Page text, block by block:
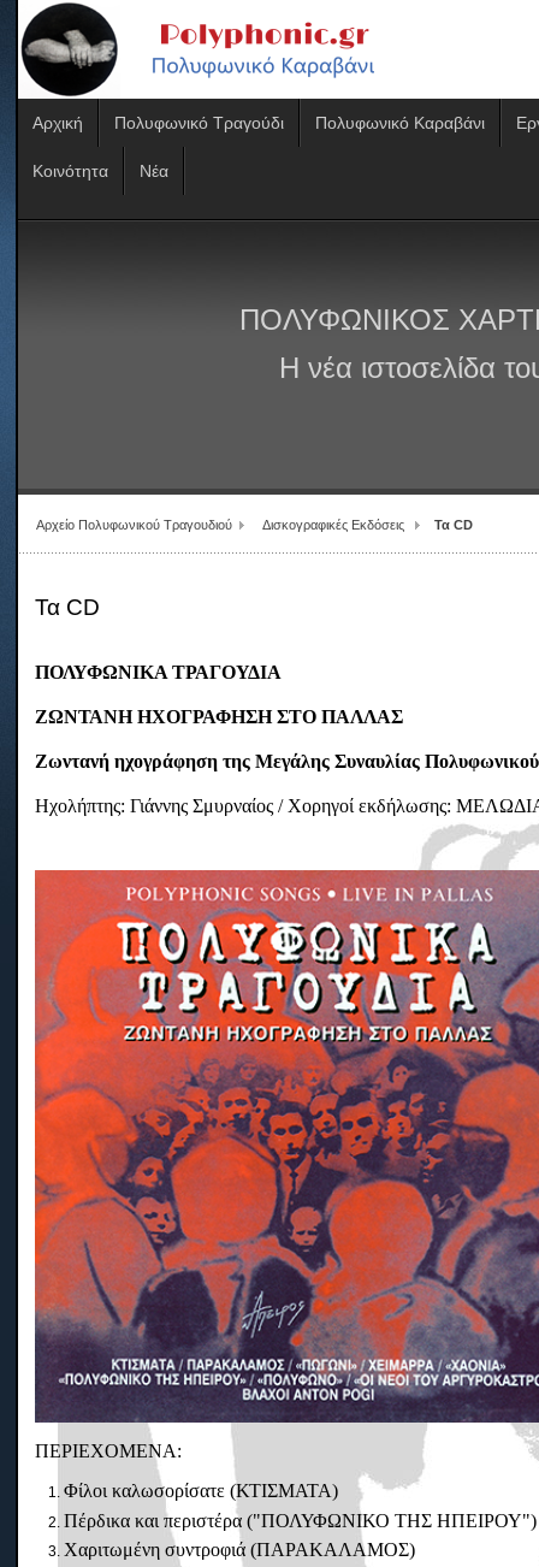
Αρχική Πολυφωνικό Τραγούδι Πολυφωνικό Καραβάνι
Κοινότητα Νέα
ΠΟΛΥΦΩΝΙΚΟΣ
Η νέα ιστοσελίδα
Αρχείο Πολυφωνικού Τραγουδιού Δισκογραφικές Εκδόσεις Τα CD
Τα CD
ΠΟΛΥΦΩΝΙΚΑ ΤΡΑΓΟΥΔΙΑ
ΖΩΝΤΑΝΗ ΗΧΟΓΡΑΦΗΣΗ ΣΤΟ ΠΑΛΛΑΣ
Ζωντανή ηχογράφηση της Μεγάλης Συναυλίας
Ηχολήπτης: Γιάννης Σμυρναίος / Χορηγοί εκδήλωσης:
ΠΕΡΙΕΧΟΜΕΝΑ:
Φίλοι καλωσορίσατε (ΚΤΙΣΜΑΤΑ)
Πέρδικα και περιστέρα ("ΠΟΛΥΦΩΝΙΚΟ ΤΗΣ ΗΠΕΙΡΟΥ")
Χαριτωμένη συντροφιά (ΠΑΡΑΚΑΛΑΜΟΣ)